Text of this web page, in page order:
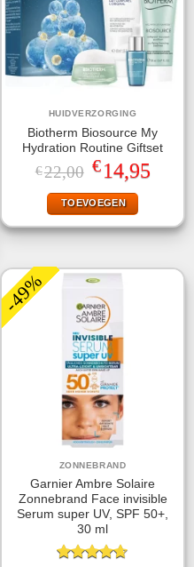
HUIDVERZORGING
Biotherm Biosource My
Hydration Routine Giftset
€22,00 Oorspronkelijke
prijs
was:
€22,00.
€14,95Huidige
prijs
TOEVOEGEN
-49%
ZONNEBRAND
Garnier Ambre Solaire
Zonnebrand Face invisible
Serum super UV, SPF 50+,
30 ml